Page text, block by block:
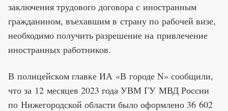
заключения трудового договора с иностранным
гражданином, въехавшим в страну по рабочей визе,
необходимо получить разрешение на привлечение
иностранных работников.
В полицейском главке ИА «В городе N» сообщили,
что за 12 месяцев 2023 года УВМ ГУ МВД России
по Нижегородской области было оформлено 36 602